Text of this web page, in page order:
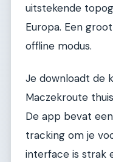
uitstekende
Europa. Een
offline modus.
Je downloadt de
Maczekroute
De app bevat
tracking om je
interface is strak